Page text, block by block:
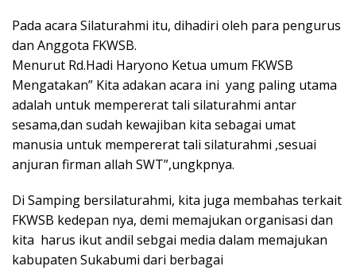
Pada acara Silaturahmi itu, dihadiri oleh para pengurus
dan Anggota FKWSB.
Menurut Rd.Hadi Haryono Ketua umum FKWSB
Mengatakan” Kita adakan acara ini yang paling utama
adalah untuk mempererat tali silaturahmi antar
sesama,dan sudah kewajiban kita sebagai umat
manusia untuk mempererat tali silaturahmi ,sesuai
anjuran firman allah SWT”,ungkpnya.
Di Samping bersilaturahmi, kita juga membahas terkait
FKWSB kedepan nya, demi memajukan organisasi dan
kita harus ikut andil sebgai media dalam memajukan
kabupaten Sukabumi dari berbagai